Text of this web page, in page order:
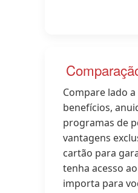
Compare lado
benefícios,
programas de
vantagens
cartão para
tenha acesso
importa para